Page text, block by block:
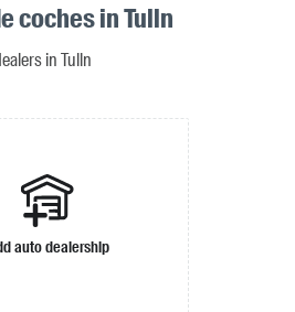
coches in Tulln
in Tulln
auto dealership